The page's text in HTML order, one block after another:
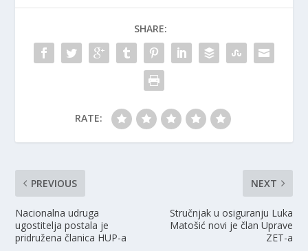
SHARE:
RATE:
PREVIOUS
Nacionalna udruga
ugostitelja postala je
pridružena članica HUP-a
NEXT
Stručnjak u osiguranju Luka
Matošić novi je član Uprave
ZET-a